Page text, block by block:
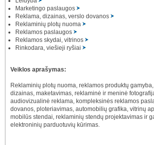
Marketingo paslaugos
Reklama, dizainas, verslo dovanos
Reklaminių plotų nuoma
Reklamos paslaugos
Reklamos skydai, vitrinos
Rinkodara, viešieji ryšiai
Veiklos aprašymas:
Reklaminių plotų nuoma, reklamos produktų
dizainas, maketavimas, reklaminė ir meninė
audiovizualinė reklama, kompleksinės reklamos
dovanos, ploteriavimas, automobilių grafika, vitrinų
mobilūs stendai, reklaminių stendų projektavimas ir
elektroninių parduotuvių kūrimas.